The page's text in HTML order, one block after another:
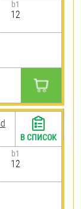
b1
12
b1
12
В СПИСОК